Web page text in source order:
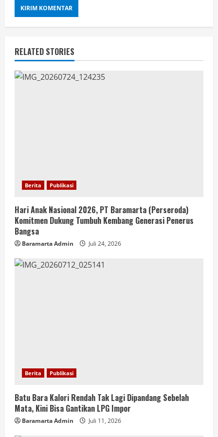
RELATED STORIES
Berita Publikasi
Hari Anak Nasional 2026, PT Baramarta (Perseroda)
Komitmen Dukung Tumbuh Kembang Generasi Penerus
Bangsa
Baramarta Admin Juli 24, 2026
Berita Publikasi
Batu Bara Kalori Rendah Tak Lagi Dipandang Sebelah
Mata, Kini Bisa Gantikan LPG Impor
Baramarta Admin Juli 11, 2026